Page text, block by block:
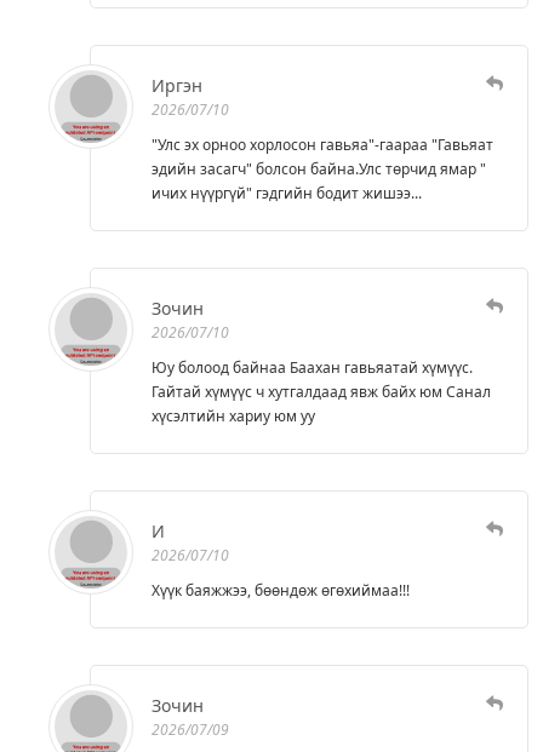
Иргэн
2026/07/10
"Улс эх орноо хорлосон гавьяа"-гаараа "Гавьяат
эдийн засагч" болсон байна.Улс төрчид ямар "
ичих нүүргүй" гэдгийн бодит жишээ...
Зочин
2026/07/10
Юу болоод байнаа Баахан гавьяатай хүмүүс.
Гайтай хүмүүс ч хутгалдаад явж байх юм Санал
хүсэлтийн хариу юм уу
И
2026/07/10
Хүүк баяжжээ, бөөндөж өгөхиймаа!!!
Зочин
2026/07/09